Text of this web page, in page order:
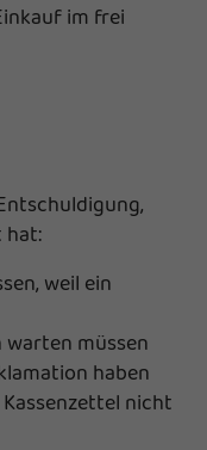
im frei
hat:
weil ein
warten müssen
haben
nicht